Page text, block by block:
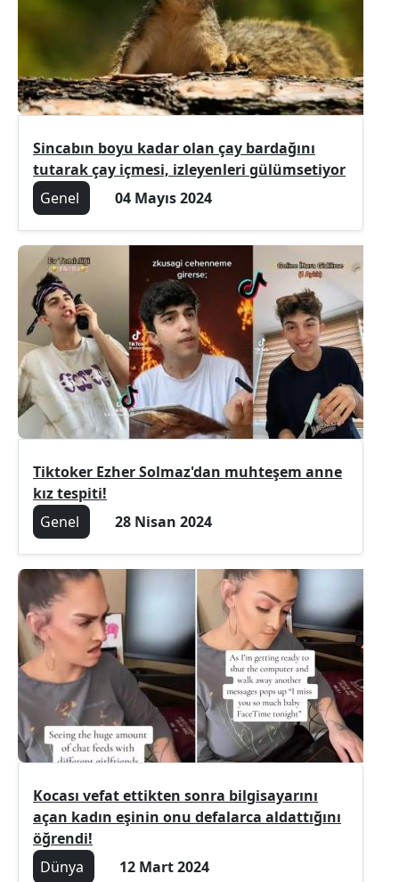
Sincabın boyu kadar olan çay bardağını
tutarak çay içmesi, izleyenleri gülümsetiyor
Genel
04 Mayıs 2024
Tiktoker Ezher Solmaz'dan muhteşem anne
kız tespiti!
Genel
28 Nisan 2024
Kocası vefat ettikten sonra bilgisayarını
açan kadın eşinin onu defalarca aldattığını
öğrendi!
Dünya
12 Mart 2024